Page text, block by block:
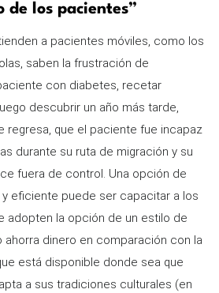
de los pacientes”
a pacientes móviles, como los
saben la frustración de
con diabetes, recetar
descubrir un año más tarde,
regresa, que el paciente fue incapaz
durante su ruta de migración y su
fuera de control. Una opción de
eficiente puede ser capacitar a los
adopten la opción de un estilo de
ahorra dinero en comparación con la
está disponible donde sea que
a sus tradiciones culturales (en